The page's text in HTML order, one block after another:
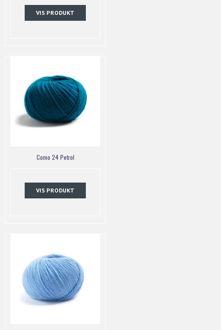
VIS PRODUKT
Como 24 Petrol
VIS PRODUKT